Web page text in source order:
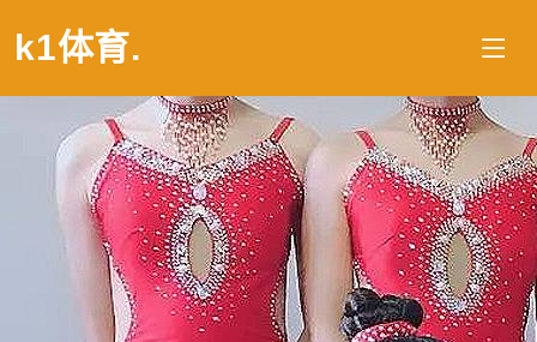
k1体育.